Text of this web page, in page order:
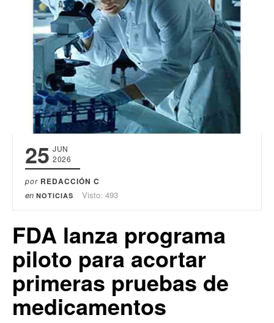
25 JUN
2026
por REDACCIÓN C
en NOTICIAS Visto: 493
FDA lanza programa
piloto para acortar
primeras pruebas de
medicamentos